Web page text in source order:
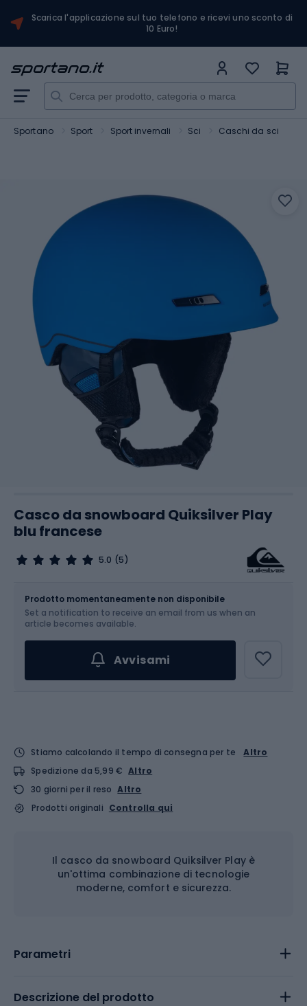
Scarica l'applicazione sul tuo telefono e ricevi uno sconto di
10 Euro!
Sportano Sport Sport invernali Sci Caschi da sci
Casco da snowboard Quiksilver Play
blu francese
5.0 (5)
Scegli un'opzione...
Prodotto momentaneamente non disponibile
Set a notification to receive an email from us when an
article becomes available.
Avvisami
Stiamo calcolando il tempo di consegna per te
Altro
Spedizione da 5,99 € Altro
30 giorni per il reso Altro
Prodotti originali Controlla qui
Il casco da snowboard Quiksilver Play è
un'ottima combinazione di tecnologie
moderne, comfort e sicurezza.
Parametri
Descrizione del prodotto